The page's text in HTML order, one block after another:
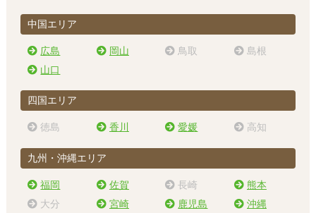
中国エリア
広島 岡山 鳥取
島根
山口
四国エリア
徳島 香川 愛媛 高知
九州・沖縄エリア
福岡 佐賀 長崎
熊本
大分
宮崎 鹿児島 沖縄